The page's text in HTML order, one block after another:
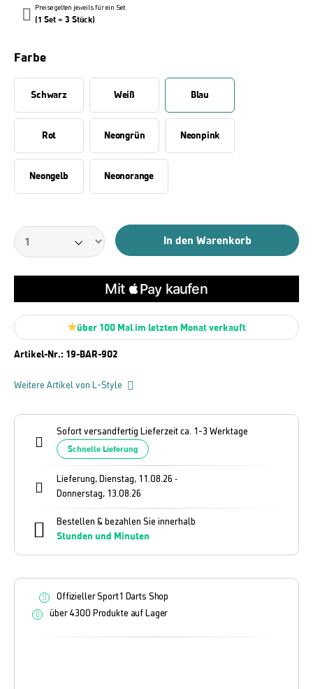
Preise gelten jeweils für ein Set
(1 Set = 3 Stück)
Farbe
Schwarz Weiß Blau
Rot Neongrün Neonpink
Neongelb Neonorange
In den Warenkorb
Artikel-Nr.: 19-BAR-902
über 100 Mal im letzten Monat verkauft
Weitere Artikel von L-Style
Sofort versandfertig Lieferzeit ca. 1-3 Werktage
Schnelle Lieferung
Lieferung, Dienstag, 11.08.26 -
Donnerstag, 13.08.26
Bestellen & bezahlen Sie innerhalb
Stunden und Minuten
Offizieller Sport1 Darts Shop
über 4300 Produkte auf Lager